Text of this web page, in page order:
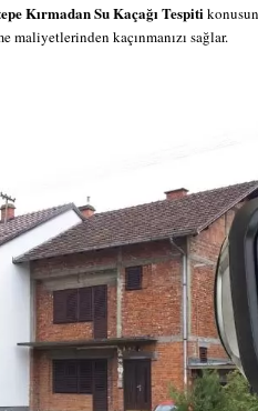
Kırmadan Su Kaçağı Tespiti
maliyetlerinden kaçınmanızı sağlar.